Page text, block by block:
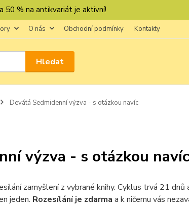
50 % na antikvariát je aktivní!
O nás Obchodní podmínky Kontakty
Hledat
Devátá Sedmidenní výzva - s otázkou navíc
výzva - s otázkou navíc
zamyšlení z vybrané knihy. Cyklus trvá 21 dnů
jeden. Rozesílání je zdarma a k ničemu vás